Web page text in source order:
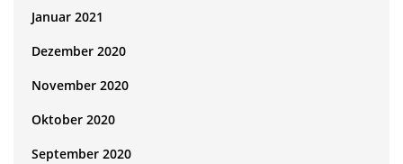
Januar 2021
Dezember 2020
November 2020
Oktober 2020
September 2020